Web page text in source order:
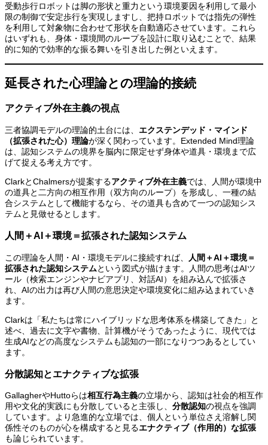
受動歩行ロボットは脚の形状と重力という環境要因を利用して最小
限の制御で安定歩行を実現しますし、把持ロボットでは指先の弾性
を利用して対象物に合わせて形状を自動適応させています。これら
はいずれも、身体・環境間のループを設計に取り込むことで、結果
的に知的で効率的な振る舞いを引き出した例といえます。
延長された心理論との理論的接続
アクティブ外在主義の視点
三者協調モデルの理論的土台には、 エクステンデッド・マインド
（拡張された心）理論が深く関わっています。Extended Mind理論
は、認知システムの境界を脳内に限定せず身体や道具・環境まで広
げて捉える考え方です。
ClarkとChalmersが提案するアクティブ外在主義では、人間が環境中
の道具と二方向の相互作用（双方向のループ）を形成し、一種の結
合システムとして機能するなら、その道具も含めて一つの認知シス
テムと見做せるとします。
人間＋AI＋環境＝拡張された認知システム
この理論を人間・AI・環境モデルに接続すれば、
人間＋AI＋環境＝
拡張された認知システムという図式が描けます。人間の思考はAIツ
ール（検索エンジンやナビアプリ、対話AI）を組み込んで拡張さ
れ、AIの出力は再び人間の意思決定や環境変化に組み込まれていき
ます。
Clarkは「私たちは常にハイブリッドな思考体系を構築してきた」と
述べ、過去に文字や書物、計算機がそうであったように、現代では
生成AIなどの高度なシステムも認知の一部になりつつあるとしてい
ます。
分散認知とエナクティブな拡張
GallagherやHuttoらは相互行為主義の立場から、認知は社会的相互作
用や文化的実践にも分散していると主張し、 分散認知の視点を強調
しています。より急進的な立場では、個人という単位さえ溶解し関
係性そのものが心を構成すると見るエナクティブ（作用的）な拡張
も論じられています。